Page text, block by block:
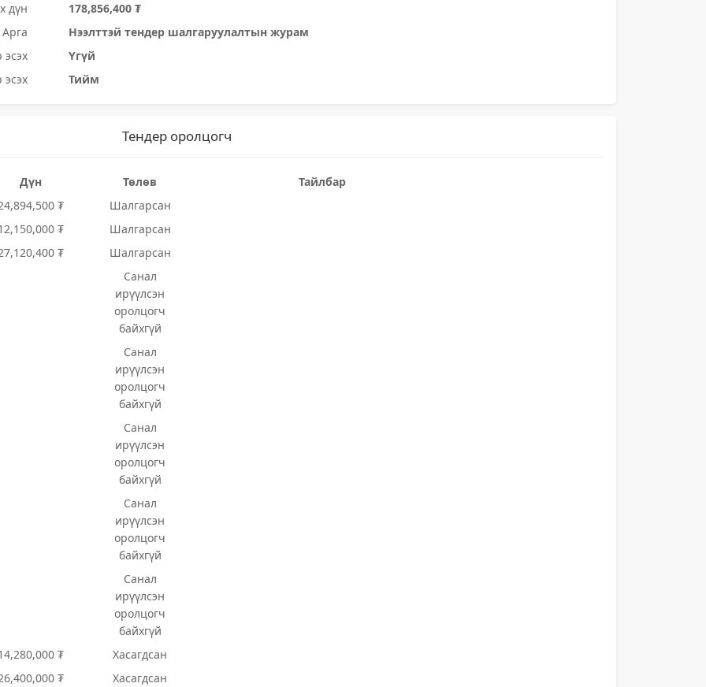
дүн
178,856,400 ₮
Арга
Нээлттэй тендер шалгаруулалтын журам
эсэх
Үгүй
Тийм
Тендер оролцогч
Дүн Төлөв
Тайлбар
₮
Шалгарсан
₮
Шалгарсан
₮
Шалгарсан
Санал
ирүүлсэн
оролцогч
байхгүй
Санал
ирүүлсэн
оролцогч
байхгүй
Санал
ирүүлсэн
оролцогч
байхгүй
Санал
ирүүлсэн
оролцогч
байхгүй
Санал
ирүүлсэн
оролцогч
байхгүй
₮
Хасагдсан
₮
Хасагдсан